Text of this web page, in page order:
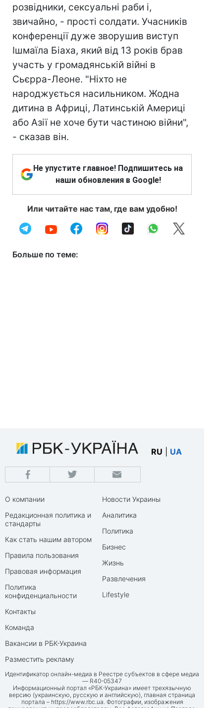
розвідники, сексуальні раби і,
звичайно, - прості солдати. Учасників
конференції дуже зворушив виступ
Ішмаїла Біаха, який від 13 років брав
участь у громадянській війні в
Сьєрра-Леоне. "Ніхто не
народжується насильником. Жодна
дитина в Африці, Латинській Америці
або Азії не хоче бути частиною війни",
- сказав він.
Не упустите главное! Подпишитесь на
наши обновления в Google!
Или читайте нас там, где вам удобно!
Больше по теме:
RU UA
О компании
Редакционная политика и
стандарты
Как стать нашим автором
Правила пользования
Правовая информация
Политика
конфиденциальности
Контакты
Команда
Вакансии в РБК-Украина
Разместить рекламу
Новости Украины
Аналитика
Политика
Бизнес
Жизнь
Развлечения
Lifestyle
Идентификатор онлайн-медиа в Реестре субъектов в сфере медиа
— R40-05347
Информационный портал «РБК-Украина» имеет трехязычную
версию (украинскую, русскую и английскую), главная страница
портала – https://www.rbc.ua. Фотографии, изображения